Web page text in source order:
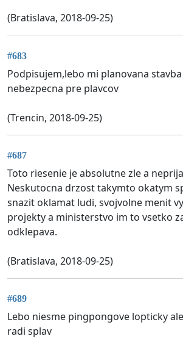
(Bratislava, 2018-09-25)
#683
Podpisujem,lebo mi planovana
nebezpecna pre plavcov
(Trencin, 2018-09-25)
#687
Toto riesenie je absolutne zle a
Neskutocna drzost takymto okatym
snazit oklamat ludi, svojvolne menit
projekty a ministerstvo im to vsetko
odklepava.
(Bratislava, 2018-09-25)
#689
Lebo niesme pingpongove lopticky
radi splav